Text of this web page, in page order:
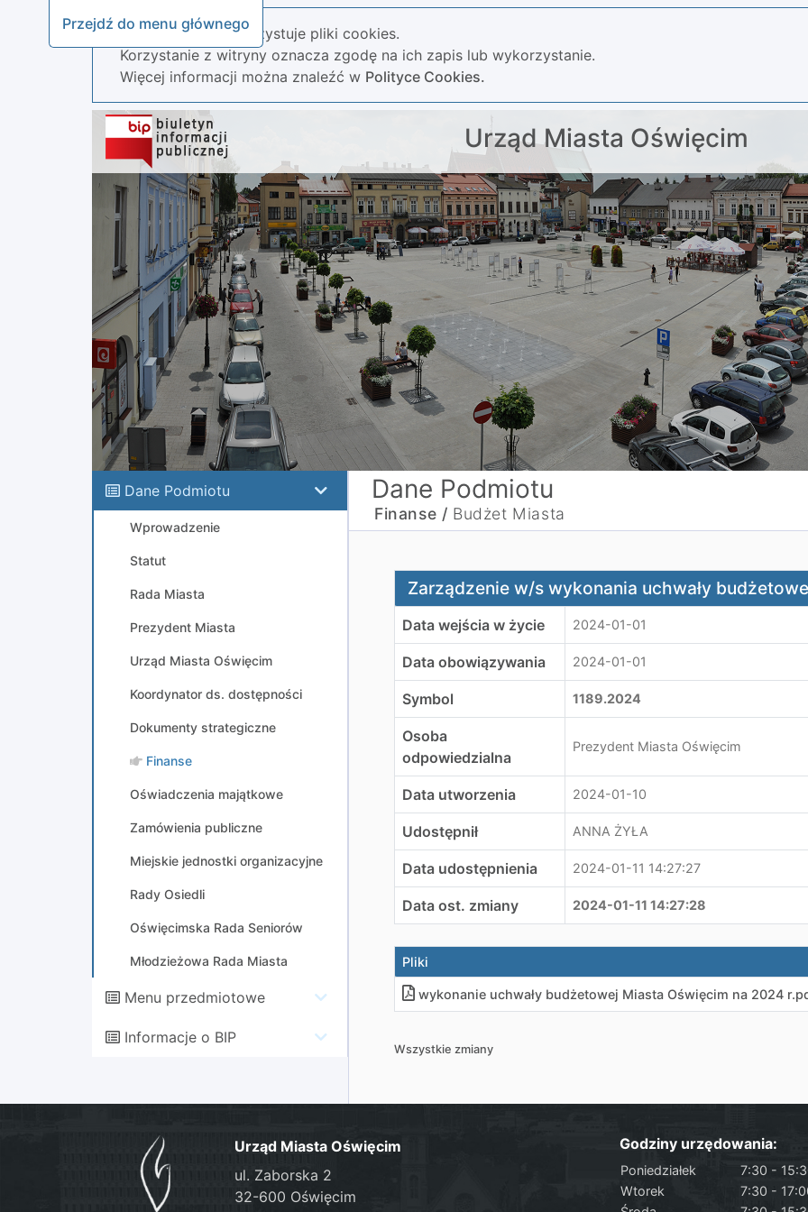
Przejdź do menu głównego
Nasza strona wykorzystuje pliki cookies.
Korzystanie z witryny oznacza zgodę na ich zapis lub wykorzystanie.
Więcej informacji można znaleźć w Polityce Cookies.
Urząd Miasta Oświęcim
Dane Podmiotu
Wprowadzenie
Statut
Rada Miasta
Prezydent Miasta
Urząd Miasta Oświęcim
Koordynator ds. dostępności
Dokumenty strategiczne
Finanse
Oświadczenia majątkowe
Zamówienia publiczne
Miejskie jednostki organizacyjne
Rady Osiedli
Oświęcimska Rada Seniorów
Młodzieżowa Rada Miasta
Menu przedmiotowe
Informacje o BIP
Dane Podmiotu
Finanse / Budżet Miasta
Zarządzenie w/s wykonania uchwały budżetowej Miasta
Zarządzenie w/s wykonania uchwały
Data wejścia w życie 2024-01-01
Data obowiązywania 2024-01-01
Symbol 1189.2024
Osoba
odpowiedzialna
Prezydent Miasta Oświęcim
Data utworzenia 2024-01-10
Udostępnił ANNA ŻYŁA
Data udostępnienia 2024-01-11 14:27:27
Data ost. zmiany 2024-01-11 14:27:28
Pliki
wykonanie uchwały budżetowej Miasta Oświęcim na 2024 r.
Wszystkie zmiany
Urząd Miasta Oświęcim
ul. Zaborska 2
32-600 Oświęcim
Godziny urzędowania:
Poniedziałek
7:30 -
Wtorek
7:30 -